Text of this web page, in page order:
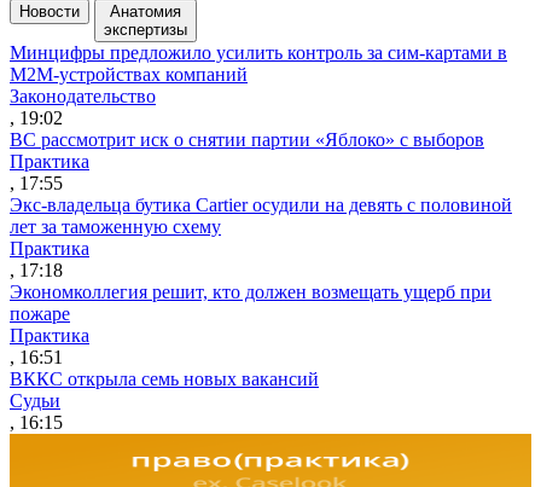
Новости
Анатомия
экспертизы
Минцифры предложило усилить контроль за сим-картами в
M2M-устройствах компаний
Законодательство
, 19:02
ВС рассмотрит иск о снятии партии «Яблоко» с выборов
Практика
, 17:55
Экс-владельца бутика Cartier осудили на девять с половиной
лет за таможенную схему
Практика
, 17:18
Экономколлегия решит, кто должен возмещать ущерб при
пожаре
Практика
, 16:51
ВККС открыла семь новых вакансий
Судьи
, 16:15